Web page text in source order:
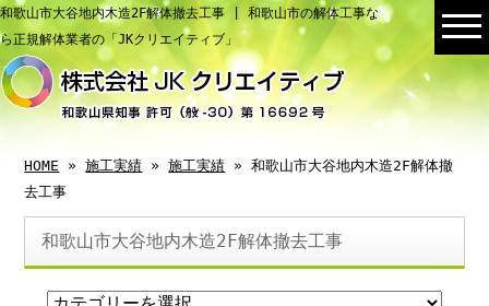
和歌山市大谷地内木造2F解体撤去工事 | 和歌山市の解体工事な
ら正規解体業者の「JKクリエイティブ」
HOME »施工実績 »施工実績 » 和歌山市大谷地内木造2F解体撤
去工事
和歌山市大谷地内木造2F解体撤去工事